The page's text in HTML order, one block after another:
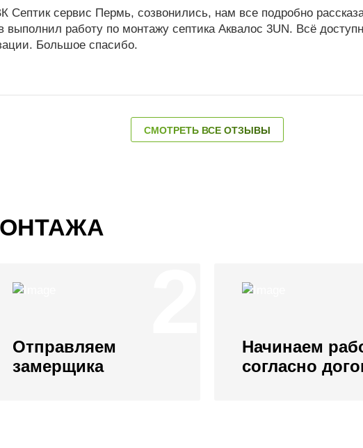
Септик сервис Пермь, созвонились, нам все подробно
выполнил работу по монтажу септика Аквалос 3UN. Всё
Большое спасибо.
СМОТРЕТЬ ВСЕ ОТЗЫВЫ
Отправляем
замерщика
Начинаем
согласно